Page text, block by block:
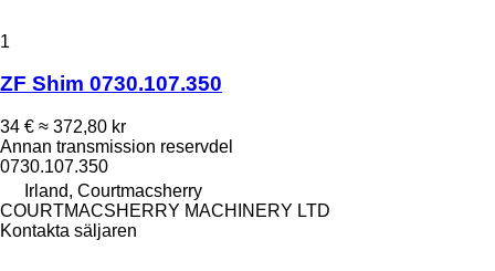
1
ZF Shim 0730.107.350
34 € ≈ 372,80 kr
Annan transmission reservdel
0730.107.350
Irland, Courtmacsherry
COURTMACSHERRY MACHINERY LTD
Kontakta säljaren